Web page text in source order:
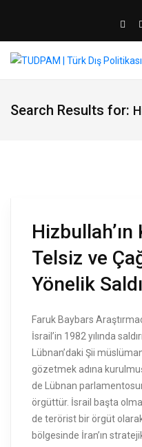
Search Results for:
Hizbullah’ın
Telsiz ve
Yönelik
Faruk Baybars
İsrail’in 1982 yılında
Lübnan’daki Şii
gözetmek adına
de Lübnan
örgüttür. İsrail başta
de terörist bir örgüt
bölgesinde İran’ın